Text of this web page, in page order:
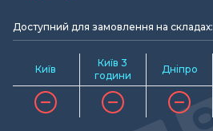
Доступний для замовлення на складах:
Київ
Київ 3
години
Дніпро